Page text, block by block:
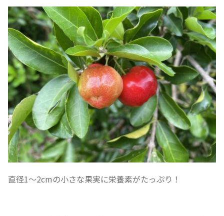
直径1～2cmの小さな果実に栄養素がたっぷり！